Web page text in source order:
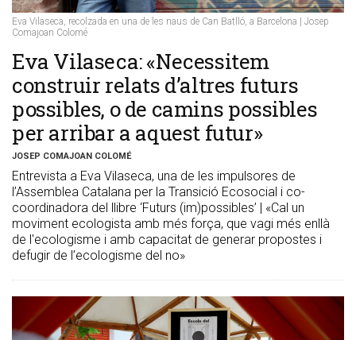
Eva Vilaseca, recolzada en una de les naus de Can Batlló, a Barcelona | Josep
Comajoan Colomé
​Eva Vilaseca: «Necessitem
construir relats d’altres futurs
possibles, o de camins possibles
per arribar a aquest futur»
JOSEP COMAJOAN COLOMÉ
Entrevista a Eva Vilaseca, una de les impulsores de
l’Assemblea Catalana per la Transició Ecosocial i co-
coordinadora del llibre ‘Futurs (im)possibles’ | «Cal un
moviment ecologista amb més força, que vagi més enllà
de l'ecologisme i amb capacitat de generar propostes i
defugir de l’ecologisme del no»